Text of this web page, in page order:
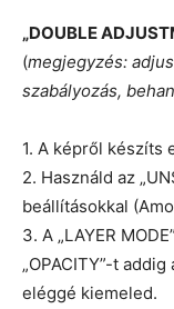
„DOUBLE
(megjegyzés:
szabályozás,
1. A képről készíts
2. Használd az
beállításokkal
3. A „LAYER
„OPACITY”-t
eléggé kiemeled.